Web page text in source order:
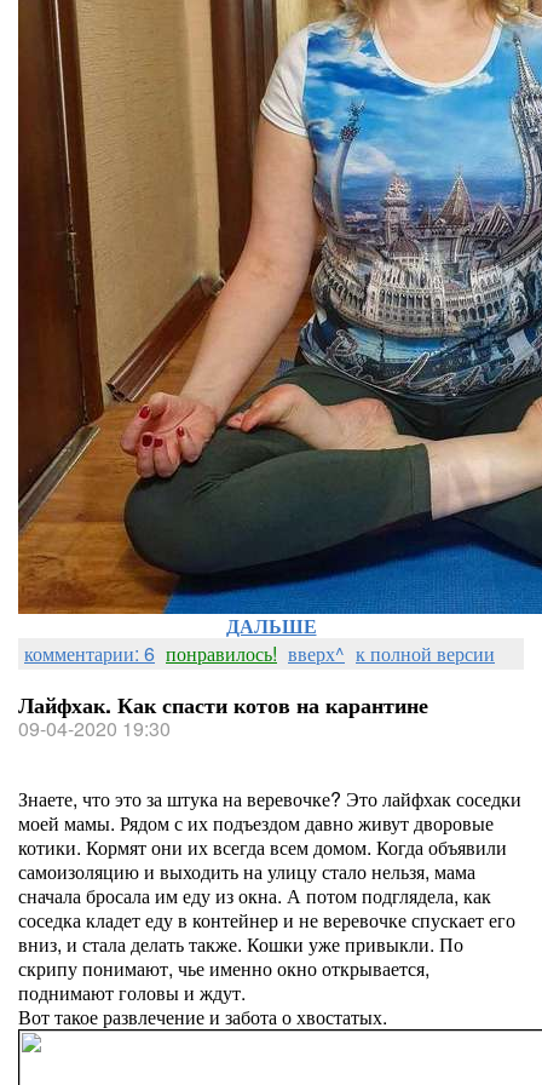
ДАЛЬШЕ
комментарии: 6 понравилось! вверх^ к полной версии
Лайфхак. Как спасти котов на карантине
09-04-2020 19:30
Знаете, что это за штука на веревочке? Это лайфхак соседки
моей мамы. Рядом с их подъездом давно живут дворовые
котики. Кормят они их всегда всем домом. Когда объявили
самоизоляцию и выходить на улицу стало нельзя, мама
сначала бросала им еду из окна. А потом подглядела, как
соседка кладет еду в контейнер и не веревочке спускает его
вниз, и стала делать также. Кошки уже привыкли. По
скрипу понимают, чье именно окно открывается,
поднимают головы и ждут.
Вот такое развлечение и забота о хвостатых.